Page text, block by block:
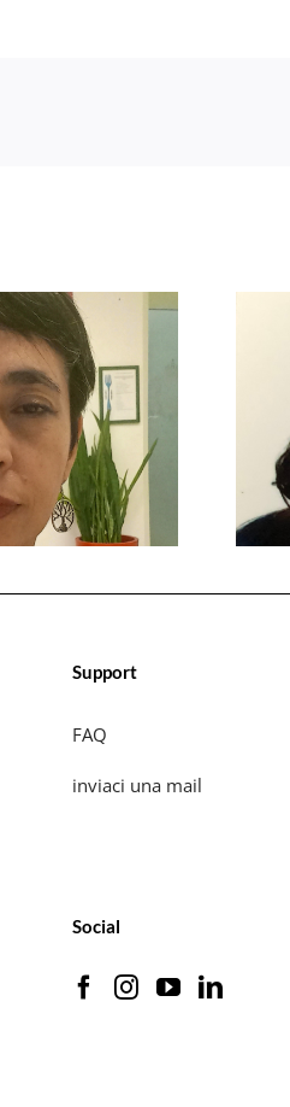
Support
FAQ
inviaci una mail
Social